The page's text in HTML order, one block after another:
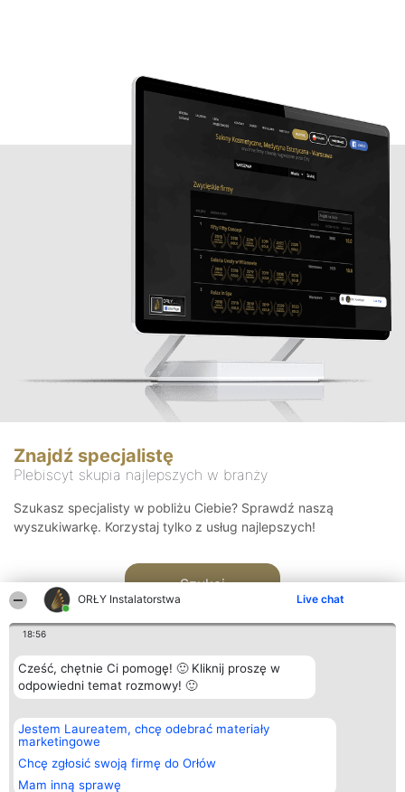
ORŁY Instalatorstwa Live chat
18:56
Cześć, chętnie Ci pomogę! 🙂 Kliknij proszę w
odpowiedni temat rozmowy! 🙂
Jestem Laureatem, chcę odebrać materiały
marketingowe
Chcę zgłosić swoją firmę do Orłów
Mam inną sprawę
Znajdź specjalistę
Plebiscyt skupia najlepszych w branży
Szukasz specjalisty w pobliżu Ciebie? Sprawdź naszą
wyszukiwarkę. Korzystaj tylko z usług najlepszych!
Szukaj
Organizator plebiscytu
Bright Side Solutions sp. z o.
o. sp. k.
ul. Ruska 22
Wrocław 50-079
KRS 0000749100 | Regon
Plebiscyt
Laureaci
wszystkich
Laureatów
Kontakt
Kontakt